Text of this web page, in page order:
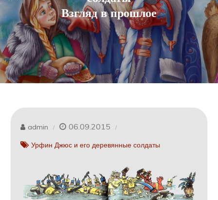
Взгляд в прошлое
admin 06.09.2015
Урфин Джюс и его деревянные солдаты